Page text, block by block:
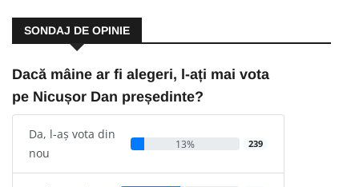
SONDAJ DE OPINIE
Dacă mâine ar fi alegeri, l-ați mai vota
pe Nicușor Dan președinte?
Da, l-aș vota din
nou
13% 239